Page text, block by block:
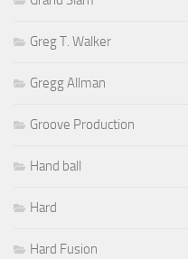
Greg T. Walker
Gregg Allman
Groove Production
Hand ball
Hard
Hard Fusion